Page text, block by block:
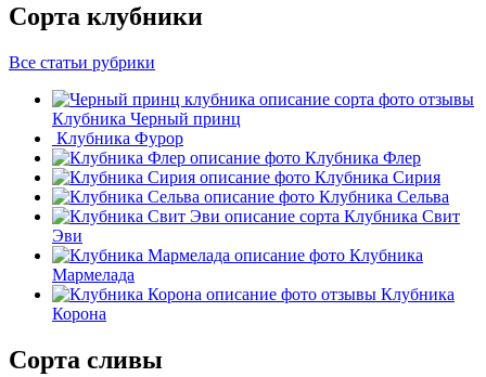
Сорта клубники
Все статьи рубрики
Клубника Черный принц
Клубника Фурор
Клубника Флер
Клубника Сирия
Клубника Сельва
Клубника Свит
Эви
Клубника
Мармелада
Клубника
Корона
Сорта сливы